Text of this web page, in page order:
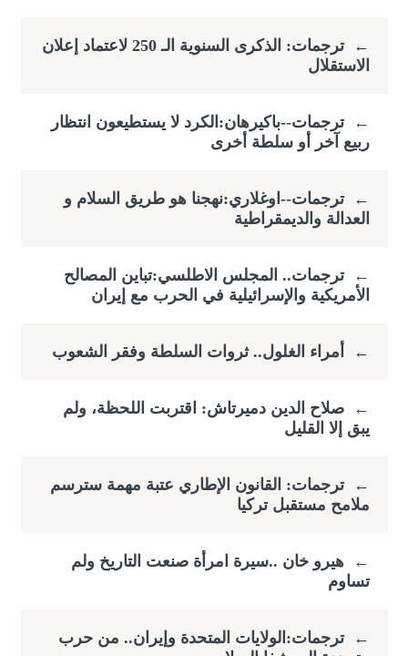
←
ترجمات: الذكرى السنوية الـ 250 لاعتماد إعلان
الاستقلال
← ترجمات--باكيرهان:الكرد لا يستطيعون انتظار
ربيع آخر أو سلطة أخرى
← ترجمات--اوغلاري:نهجنا هو طريق السلام و
العدالة والديمقراطية
← ترجمات.. المجلس الاطلسي:تباين المصالح
الأمريكية والإسرائيلية في الحرب مع إيران
← أمراء الغلول.. ثروات السلطة وفقر الشعوب
←
صلاح الدين دميرتاش: اقتربت اللحظة، ولم
يبق إلا القليل
← ترجمات: القانون الإطاري عتبة مهمة سترسم
ملامح مستقبل تركيا
←
هيرو خان ..سيرة امرأة صنعت التاريخ ولم
تساوم
← ترجمات:الولايات المتحدة وإيران.. من حرب